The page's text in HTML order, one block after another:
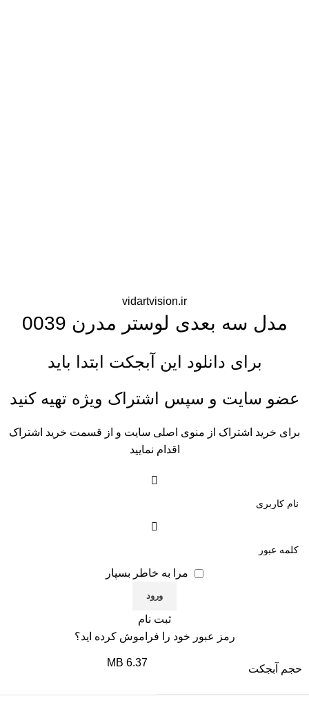
vidartvision.ir
مدل سه بعدی لوستر مدرن 0039
برای دانلود این آبجکت ابتدا باید
عضو سایت و سپس اشتراک ویژه تهیه کنید
برای خرید اشتراک از منوی اصلی سایت و از قسمت خرید اشتراک
اقدام نمایید
مرا به خاطر بسپار
ثبت نام
رمز عبور خود را فراموش کرده اید؟
حجم آبجکت
6.37 MB